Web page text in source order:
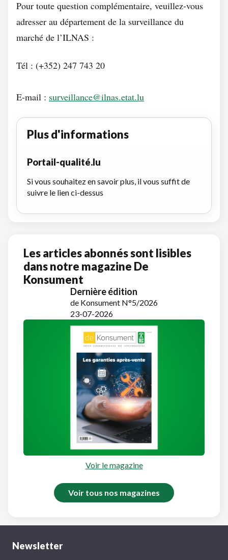
Pour toute question complémentaire, veuillez-vous
adresser au département de la surveillance du
marché de l’ILNAS :
Tél : (+352) 247 743 20
E-mail : surveillance@ilnas.etat.lu
Plus d'informations
Portail-qualité.lu
Si vous souhaitez en savoir plus, il vous suffit de
suivre le lien ci-dessus
Les articles abonnés sont lisibles
dans notre magazine De
Konsument
Dernière édition
de Konsument N°5/2026
23-07-2026
Voir le magazine
Voir tous nos magazines
Newsletter